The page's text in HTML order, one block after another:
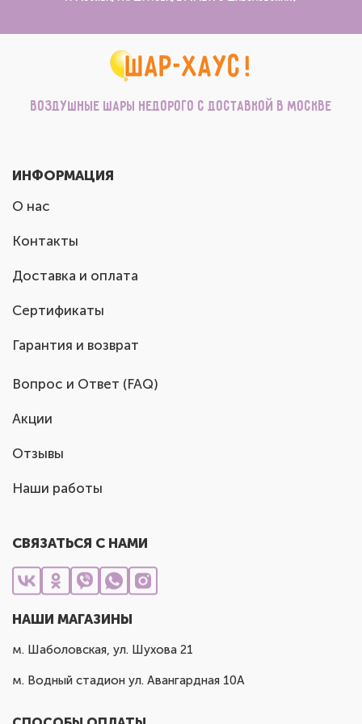
Воздушные шары недорого с доставкой в Москве
ИНФОРМАЦИЯ
О нас
Контакты
Доставка и оплата
Сертификаты
Гарантия и возврат
Вопрос и Ответ (FAQ)
Акции
Отзывы
Наши работы
СВЯЗАТЬСЯ С НАМИ
НАШИ МАГАЗИНЫ
м. Шаболовская, ул. Шухова 21
м. Водный стадион ул. Авангардная 10А